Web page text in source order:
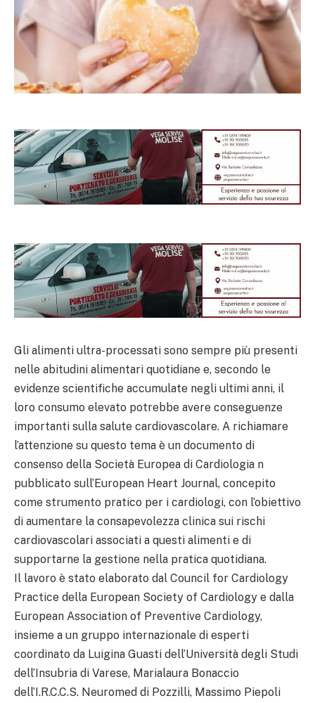
Gli alimenti ultra-processati sono sempre più presenti
nelle abitudini alimentari quotidiane e, secondo le
evidenze scientifiche accumulate negli ultimi anni, il
loro consumo elevato potrebbe avere conseguenze
importanti sulla salute cardiovascolare. A richiamare
l’attenzione su questo tema è un documento di
consenso della Società Europea di Cardiologia n
pubblicato sull’European Heart Journal, concepito
come strumento pratico per i cardiologi, con l’obiettivo
di aumentare la consapevolezza clinica sui rischi
cardiovascolari associati a questi alimenti e di
supportarne la gestione nella pratica quotidiana.
Il lavoro è stato elaborato dal Council for Cardiology
Practice della European Society of Cardiology e dalla
European Association of Preventive Cardiology,
insieme a un gruppo internazionale di esperti
coordinato da Luigina Guasti dell’Università degli Studi
dell’Insubria di Varese, Marialaura Bonaccio
dell’I.R.C.C.S. Neuromed di Pozzilli, Massimo Piepoli